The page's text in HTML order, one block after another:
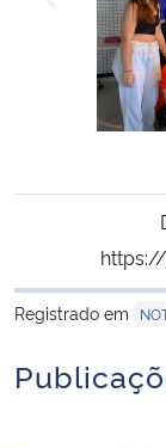
Registrado em